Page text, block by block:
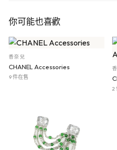
你可能也喜歡
香奈兒
CHANEL Accessories
9 件在售
2